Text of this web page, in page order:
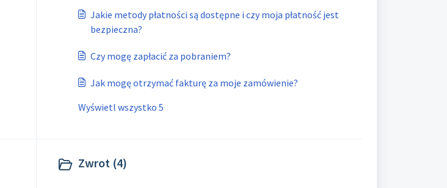
Jakie metody płatności są dostępne i czy moja płatność jest
bezpieczna?
Czy mogę zapłacić za pobraniem?
Jak mogę otrzymać fakturę za moje zamówienie?
Wyświetl wszystko 5
Zwrot (4)